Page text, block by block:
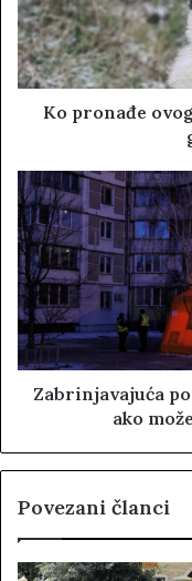
Ko pronađe
Zabrinjavajuća
ako
Povezani članci